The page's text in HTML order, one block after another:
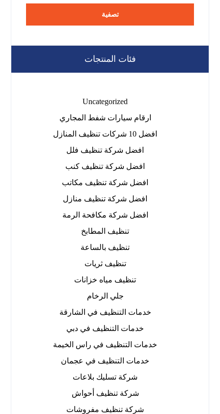
تصفية
فئات المنتجات
Uncategorized
ارقام سيارات شفط المجاري
افضل 10 شركات تنظيف المنازل
افضل شركة تنظيف فلل
افضل شركة تنظيف كنب
افضل شركة تنظيف مكاتب
افضل شركة تنظيف منازل
افضل شركة مكافحة الرمة
تنظيف المطابخ
تنظيف بالساعة
تنظيف ثريات
تنظيف مياه خزانات
جلي الرخام
خدمات التنظيف في الشارقة
خدمات التنظيف في دبي
خدمات التنظيف في راس الخيمة
خدمات التنظيف في عجمان
شركة تسليك بلاعات
شركة تنظيف أحواش
شركة تنظيف مفروشات